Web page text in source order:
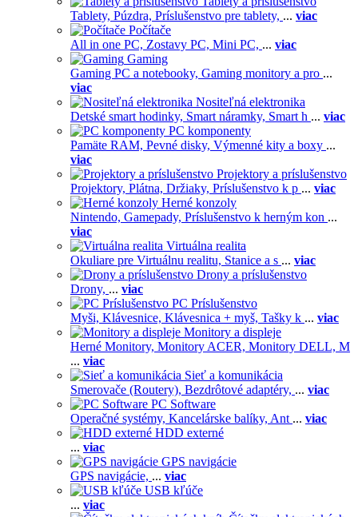
Tablety, Púzdra, Príslušenstvo pre tablety, ... viac
Počítače
All in one PC, Zostavy PC, Mini PC, ... viac
Gaming
Gaming PC a notebooky, Gaming monitory a pro ...
viac
Nositeľná elektronika
Detské smart hodinky, Smart náramky, Smart h ... viac
PC komponenty
Pamäte RAM, Pevné disky, Výmenné kity a boxy ...
viac
Projektory a príslušenstvo
Projektory, Plátna, Držiaky, Príslušenstvo k p ... viac
Herné konzoly
Nintendo, Gamepady, Príslušenstvo k herným kon ...
viac
Virtuálna realita
Okuliare pre Virtuálnu realitu, Stanice a s ... viac
Drony a príslušenstvo
Drony, ... viac
PC Príslušenstvo
Myši, Klávesnice, Klávesnica + myš, Tašky k ... viac
Monitory a displeje
Herné Monitory, Monitory ACER, Monitory DELL, M
... viac
Sieť a komunikácia
Smerovače (Routery), Bezdrôtové adaptéry, ... viac
PC Software
Operačné systémy, Kancelárske balíky, Ant ... viac
HDD externé
... viac
GPS navigácie
GPS navigácie, ... viac
USB kľúče
... viac